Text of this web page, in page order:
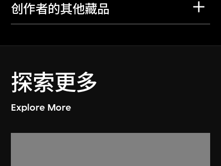
创作者的其他藏品
探索更多
Explore More